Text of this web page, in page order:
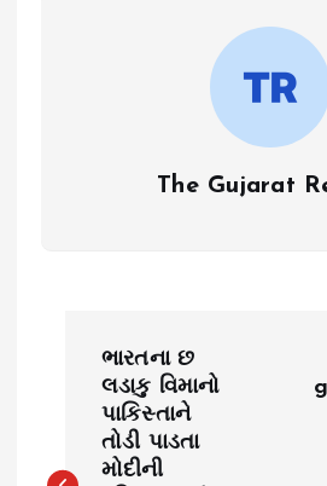
The Gujarat
s
ભારતના છ
લડાકુ વિમાનો
પાકિસ્તાને
તોડી પાડતા
મોદીની